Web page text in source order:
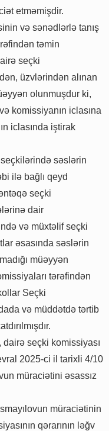
etməmişdir.
və sənədlərlə tanış
təmin
seçki
üzvlərindən alınan
olunmuşdur ki,
komissiyanın iclasına
iclasında iştirak
səslərin
ilə bağlı qeyd
seçki
dair
və müxtəlif seçki
əsasında səslərin
müəyyən
tərəfindən
Seçki
və müddətdə tərtib
seçki komissiyası
2025-ci il tarixli 4/10
müraciətini əsassız
müraciətinin
qərarının ləğv